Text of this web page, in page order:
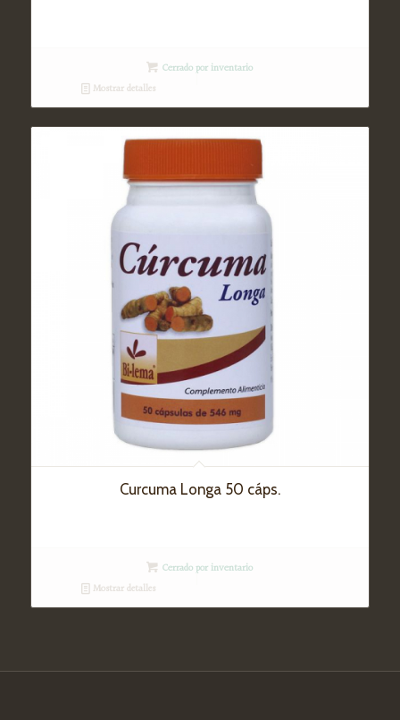
Cerrado por inventario
Mostrar detalles
Curcuma Longa 50 cáps.
Cerrado por inventario
Mostrar detalles